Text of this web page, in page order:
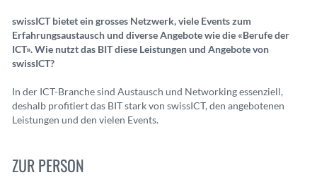
swissICT bietet ein grosses Netzwerk, viele Events zum
Erfahrungsaustausch und diverse Angebote wie die «Berufe der
ICT». Wie nutzt das BIT diese Leistungen und Angebote von
swissICT?
In der ICT-Branche sind Austausch und Networking essenziell,
deshalb profitiert das BIT stark von swissICT, den angebotenen
Leistungen und den vielen Events.
ZUR PERSON